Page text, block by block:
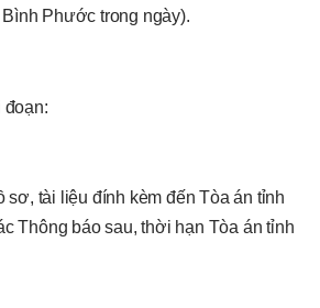
Phước trong ngày).
đoạn:
tài liệu đính kèm đến Tòa án tỉnh
Thông báo sau, thời hạn Tòa án tỉnh